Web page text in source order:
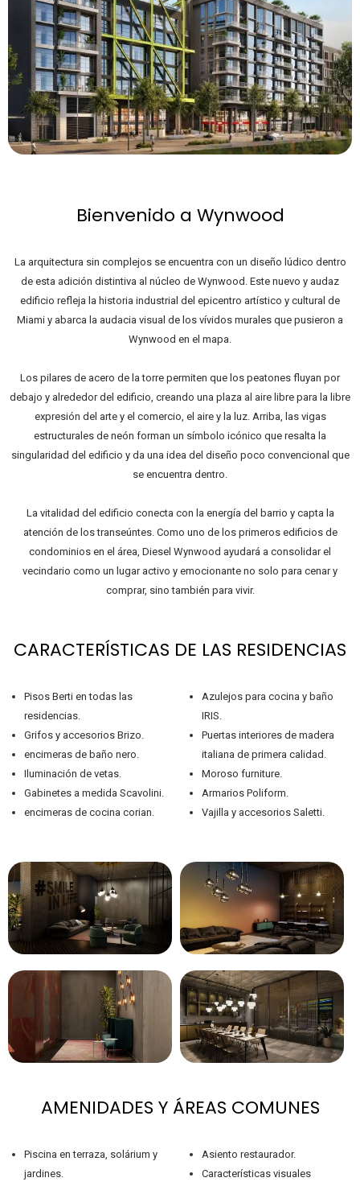
Bienvenido a Wynwood
La arquitectura sin complejos se encuentra con un diseño lúdico dentro
de esta adición distintiva al núcleo de Wynwood. Este nuevo y audaz
edificio refleja la historia industrial del epicentro artístico y cultural de
Miami y abarca la audacia visual de los vívidos murales que pusieron a
Wynwood en el mapa.
Los pilares de acero de la torre permiten que los peatones fluyan por
debajo y alrededor del edificio, creando una plaza al aire libre para la libre
expresión del arte y el comercio, el aire y la luz. Arriba, las vigas
estructurales de neón forman un símbolo icónico que resalta la
singularidad del edificio y da una idea del diseño poco convencional que
se encuentra dentro.
La vitalidad del edificio conecta con la energía del barrio y capta la
atención de los transeúntes. Como uno de los primeros edificios de
condominios en el área, Diesel Wynwood ayudará a consolidar el
vecindario como un lugar activo y emocionante no solo para cenar y
comprar, sino también para vivir.
CARACTERÍSTICAS DE LAS RESIDENCIAS
Pisos Berti en todas las
residencias.
Grifos y accesorios Brizo.
encimeras de baño nero.
Iluminación de vetas.
Gabinetes a medida Scavolini.
encimeras de cocina corian.
Azulejos para cocina y baño
IRIS.
Puertas interiores de madera
italiana de primera calidad.
Moroso furniture.
Armarios Poliform.
Vajilla y accesorios Saletti.
AMENIDADES Y ÁREAS COMUNES
Piscina en terraza, solárium y
jardines.
Asiento restaurador.
Características visuales